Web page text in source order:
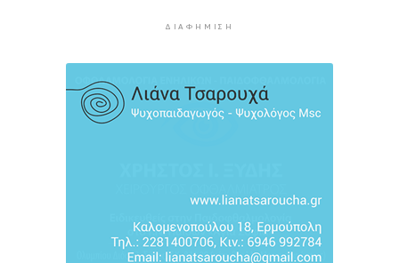
Αυξήθηκαν οι Έλληνες που αποφάσισαν να
διακόψουν το κάπνισμα
7 ώρες 26 λεπτά πρίν
ΔΙΑΦΉΜΙΣΗ